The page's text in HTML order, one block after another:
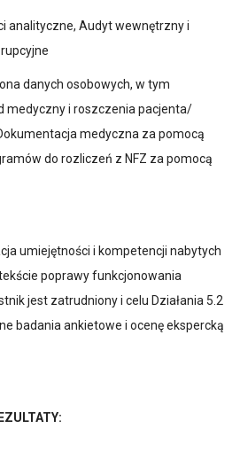
analityczne, Audyt wewnętrzny i
danych osobowych, w tym
medyczny i roszczenia pacjenta/
medyczna za pomocą
do rozliczeń z NFZ za pomocą
umiejętności i kompetencji nabytych
poprawy funkcjonowania
jest zatrudniony i celu Działania 5.2
badania ankietowe i ocenę ekspercką